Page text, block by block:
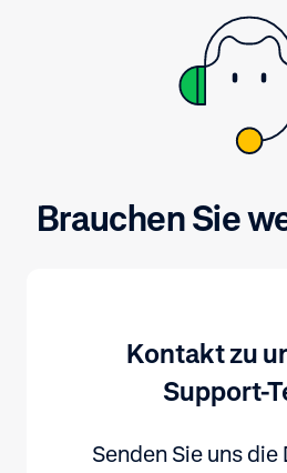
Brauchen Sie
Kontakt zu
Support-
Senden Sie uns die